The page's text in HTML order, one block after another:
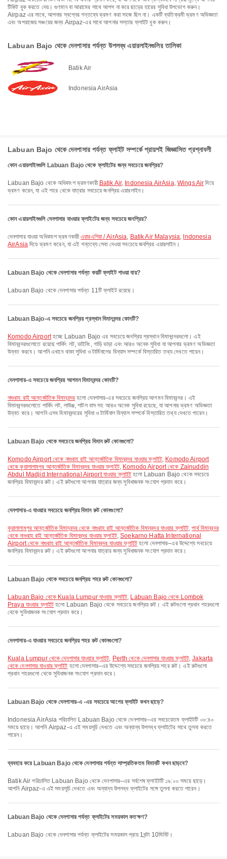
টিকিট বুক করতে দেয়। গুণমান বা আরামের সাথে আপস না করে ছাড়ের হারের সুবিধা উপভোগ করুন।
Airpaz এর সাথে, আপনার স্বপ্নের গন্তব্যে ভ্রমণ করা সহজ ছিল না। একটি ব্যতিক্রমী ভ্রমণ অভিজ্ঞতা
এবং অপরাজেয় সঞ্চয়ের জন্য Airpaz-এর সাথে আপনার সস্তার ফ্লাইট বুক করুন।
Labuan Bajo থেকে দেনপাসার পর্যন্ত উপলব্ধ এয়ারলাইনগুলির তালিকা
Batik Air
Indonesia AirAsia
Labuan Bajo থেকে দেনপাসার পর্যন্ত ফ্লাইট সম্পর্কে প্রায়শই জিজ্ঞাসিত প্রশ্নাবলী
কোন এয়ারলাইনগুলি Labuan Bajo থেকে ফ্লাইটের জন্য সবচেয়ে জনপ্রিয়?
Labuan Bajo থেকে অধিকাংশ ভ্রমণকারী Batik Air, Indonesia AirAsia, Wings Air দিয়ে
ভ্রমণ করেন, যা এই শহর থেকে যাত্রার সবচেয়ে জনপ্রিয় এয়ারলাইন।
কোন এয়ারলাইনগুলি দেনপাসার যাওয়ার ফ্লাইটের জন্য সবচেয়ে জনপ্রিয়?
দেনপাসার যাওয়া অধিকাংশ ভ্রমণকারীএয়ারএশিয়া / AirAsia, Batik Air Malaysia, Indonesia
AirAsiaদিয়ে ভ্রমণ করেন, যা এই গন্তব্যে সেবা দেওয়া সবচেয়ে জনপ্রিয় এয়ারলাইন।
Labuan Bajo থেকে দেনপাসার পর্যন্ত কয়টি ফ্লাইট পাওয়া যায়?
Labuan Bajo থেকে দেনপাসার পর্যন্ত 11টি ফ্লাইট রয়েছে।
Labuan Bajo-এ সবচেয়ে জনপ্রিয় প্রস্থান বিমানবন্দর কোনটি?
Komodo Airportহচ্ছে Labuan Bajo এর সবচেয়ে জনপ্রিয় প্রস্থান বিমানবন্দরগুলো। এই
বিমানবন্দরগুলোতে রয়েছে পার্কিং লট, ডাইনিং, গাড়ি ভাড়া এবং আরও অনেক সুবিধা যা আপনার ভ্রমণ অভিজ্ঞতা
উন্নত করবে। আপনি এখানে থাকা সুবিধা ও টার্মিনালের বিন্যাস সম্পর্কে বিস্তারিত তথ্য দেখতে পারেন।
দেনপাসার-এ সবচেয়ে জনপ্রিয় আগমন বিমানবন্দর কোনটি?
নাগুরাহ রাই আন্তর্জাতিক বিমানবন্দর হলো দেনপাসার-এর সবচেয়ে জনপ্রিয় আগমন বিমানবন্দর। এই
বিমানবন্দরগুলোতে পার্কিং লট, লাউঞ্জ, শাটল বাস সহ আরও অনেক সুবিধা রয়েছে, যা আপনার ভ্রমণ অভিজ্ঞতা
উন্নত করে। আপনি এসব বিমানবন্দরের সুবিধা ও টার্মিনাল বিন্যাস সম্পর্কে বিস্তারিত তথ্য দেখতে পারেন।
Labuan Bajo থেকে সবচেয়ে জনপ্রিয় বিমান রুট কোনগুলো?
Komodo Airport থেকে নাগুরাহ রাই আন্তর্জাতিক বিমানবন্দর যাওয়ার ফ্লাইট, Komodo Airport
থেকে কুয়ালালামপুর আন্তর্জাতিক বিমানবন্দর যাওয়ার ফ্লাইট, Komodo Airport থেকে Zainuddin
Abdul Madjid International Airport যাওয়ার ফ্লাইট হলো Labuan Bajo থেকে সবচেয়ে
জনপ্রিয় বিমানবন্দর রুট। এই রুটগুলো আপনার যাত্রার জন্য সুবিধাজনক সংযোগ প্রদান করে।
দেনপাসার-এ যাওয়ার সবচেয়ে জনপ্রিয় বিমান রুট কোনগুলো?
কুয়ালালামপুর আন্তর্জাতিক বিমানবন্দর থেকে নাগুরাহ রাই আন্তর্জাতিক বিমানবন্দর যাওয়ার ফ্লাইট,পার্থ বিমানবন্দর
থেকে নাগুরাহ রাই আন্তর্জাতিক বিমানবন্দর যাওয়ার ফ্লাইট,Soekarno Hatta International
Airport থেকে নাগুরাহ রাই আন্তর্জাতিক বিমানবন্দর যাওয়ার ফ্লাইট হলো দেনপাসার–এর উদ্দেশ্যে সবচেয়ে
জনপ্রিয় বিমানবন্দর রুট। এই রুটগুলো আপনার যাত্রার জন্য সুবিধাজনক সংযোগ প্রদান করে।
Labuan Bajo থেকে সবচেয়ে জনপ্রিয় শহর রুট কোনগুলো?
Labuan Bajo থেকে Kuala Lumpur যাওয়ার ফ্লাইট, Labuan Bajo থেকে Lombok
Praya যাওয়ার ফ্লাইট হলো Labuan Bajo থেকে সবচেয়ে জনপ্রিয় রুট। এই রুটগুলো প্রধান শহরগুলো
থেকে সুবিধাজনক সংযোগ প্রদান করে।
দেনপাসার-এ যাওয়ার সবচেয়ে জনপ্রিয় শহর রুট কোনগুলো?
Kuala Lumpur থেকে দেনপাসার যাওয়ার ফ্লাইট, Perth থেকে দেনপাসার যাওয়ার ফ্লাইট,Jakarta
থেকে দেনপাসার যাওয়ার ফ্লাইট হলো দেনপাসার–এর উদ্দেশ্যে সবচেয়ে জনপ্রিয় শহর রুট। এই রুটগুলো
প্রধান শহরগুলো থেকে সুবিধাজনক সংযোগ প্রদান করে।
Labuan Bajo থেকে দেনপাসার-এ -এর সবচেয়ে আগের ফ্লাইট কখন ছাড়ে?
Indonesia AirAsia পরিচালিত Labuan Bajo থেকে দেনপাসার–এর সবচেয়েতম ফ্লাইটটি ০৮:৪০
সময়ে ছাড়ে। আপনি Airpaz-এ এই সময়সূচি দেখতে এবং অন্যান্য উপলব্ধ ফ্লাইটের সাথে তুলনা করতে
পারেন।
ব্যবহার করে Labuan Bajo থেকে দেনপাসার পর্যন্ত সাম্প্রতিকতম বিমানটি কখন ছাড়বে?
Batik Air পরিচালিত Labuan Bajo থেকে দেনপাসার–এর সর্বশেষ ফ্লাইটটি ১৯:০০ সময়ে ছাড়ে।
আপনি Airpaz-এ এই সময়সূচি দেখতে এবং অন্যান্য উপলব্ধ ফ্লাইটের সঙ্গে তুলনা করতে পারেন।
Labuan Bajo থেকে দেনপাসার পর্যন্ত ফ্লাইটের সময়কাল কতক্ষণ?
Labuan Bajo থেকে দেনপাসার পর্যন্ত ফ্লাইটের সময়কাল প্রায় 1ঘন্টা 10মিনিট।